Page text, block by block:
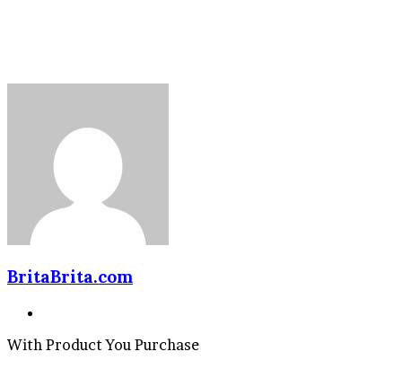
BritaBrita.com
With Product You Purchase